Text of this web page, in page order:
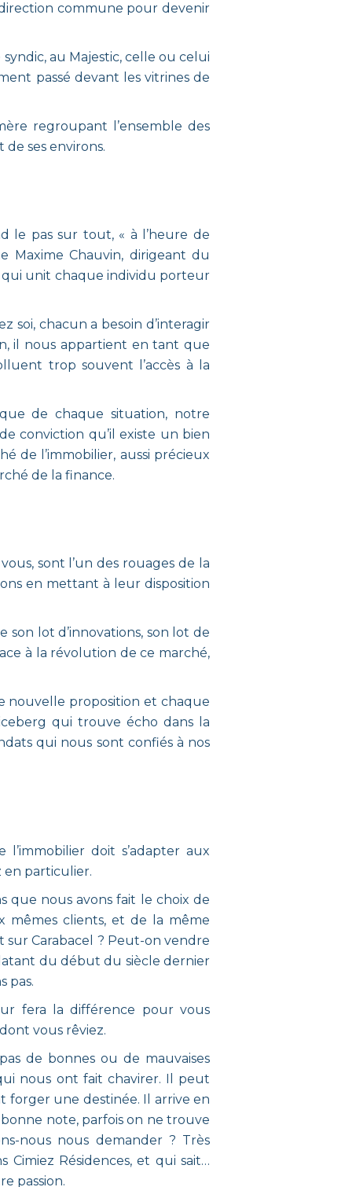
commune pour devenir
au Majestic, celle ou celui
passé devant les vitrines de
regroupant l’ensemble des
ses environs.
le pas sur tout, « à l’heure de
Maxime Chauvin, dirigeant du
qui unit chaque individu porteur
soi, chacun a besoin d’interagir
il nous appartient en tant que
trop souvent l’accès à la
de chaque situation, notre
conviction qu’il existe un bien
de l’immobilier, aussi précieux
de la finance.
sont l’un des rouages de la
en mettant à leur disposition
son lot d’innovations, son lot de
à la révolution de ce marché,
nouvelle proposition et chaque
qui trouve écho dans la
qui nous sont confiés à nos
doit s’adapter aux
en particulier.
que nous avons fait le choix de
mêmes clients, et de la même
Carabacel ? Peut-on vendre
du début du siècle dernier
pas.
fera la différence pour vous
vous rêviez.
de bonnes ou de mauvaises
nous ont fait chavirer. Il peut
forger une destinée. Il arrive en
note, parfois on ne trouve
nous nous demander ? Très
Résidences, et qui sait…
passion.